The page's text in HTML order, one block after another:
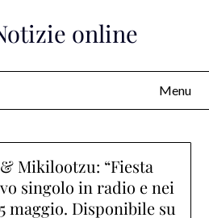
online
Menu
Mikilootzu: “Fiesta
singolo in radio e nei
maggio. Disponibile su